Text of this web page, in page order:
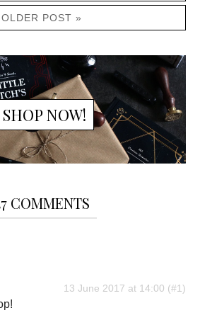
OLDER POST »
SHOP NOW!
COMMENTS
13 June 2017 at 14:00